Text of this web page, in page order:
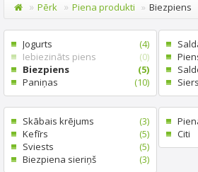
Pērk Piena produkti Biezpiens
Jogurts
(4)
Iebiezināts piens
(0)
Biezpiens
(5)
Paniņas
(10)
Siers
Skābais krējums
(3)
Kefīrs
(5)
Sviests
(5)
Biezpiena sieriņš
(3)
Citi